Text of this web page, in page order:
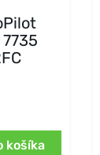
košíka